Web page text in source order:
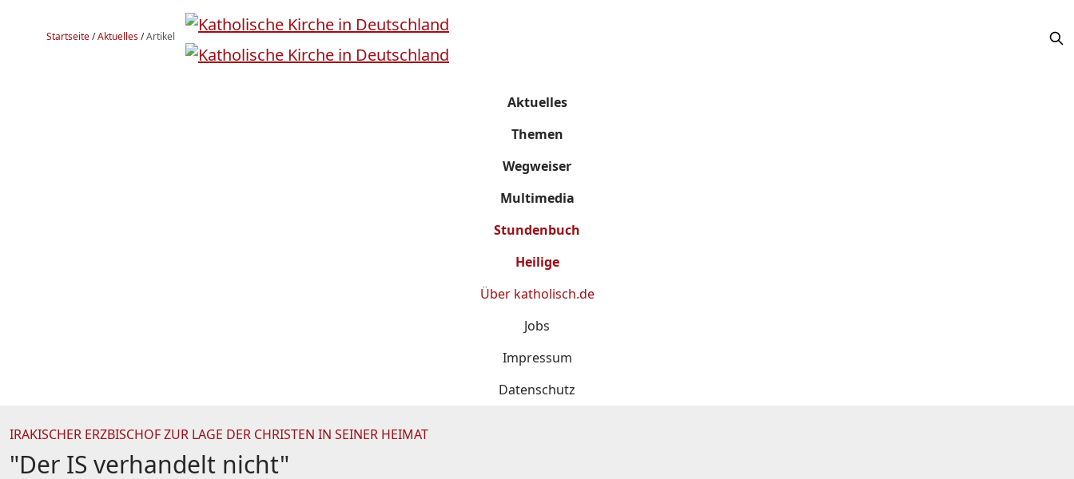
Startseite/Aktuelles/Artikel
Aktuelles
Themen
Wegweiser
Multimedia
Stundenbuch
Heilige
Über katholisch.de
Jobs
Impressum
Datenschutz
IRAKISCHER ERZBISCHOF ZUR LAGE DER CHRISTEN IN SEINER HEIMAT
"Der IS verhandelt nicht"